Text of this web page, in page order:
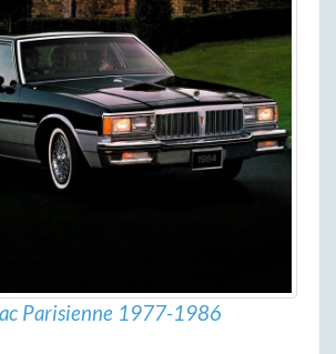
Parisienne 1977-1986